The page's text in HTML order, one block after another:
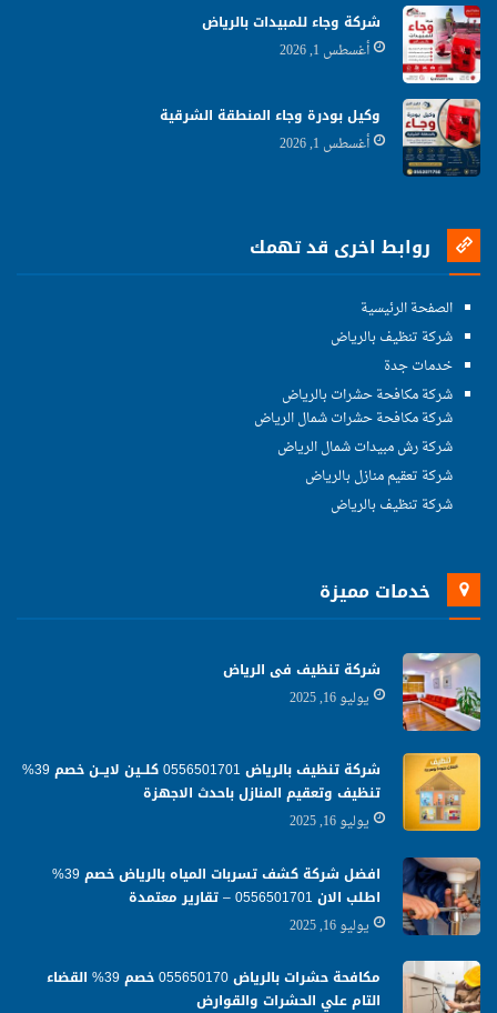
شركة وجاء للمبيدات بالرياض
أغسطس 1, 2026
وكيل بودرة وجاء المنطقة الشرقية
أغسطس 1, 2026
روابط اخرى قد تهمك
الصفحة الرئيسية
شركة تنظيف بالرياض
خدمات جدة
شركة مكافحة حشرات بالرياض
شركة مكافحة حشرات شمال الرياض
شركة رش مبيدات شمال الرياض
شركة تعقيم منازل بالرياض
شركة تنظيف بالرياض
خدمات مميزة
شركة تنظيف فى الرياض
يوليو 16, 2025
شركة تنظيف بالرياض 0556501701 كلــين لايــن خصم 39%
تنظيف وتعقيم المنازل باحدث الاجهزة
يوليو 16, 2025
افضل شركة كشف تسربات المياه بالرياض خصم 39%
اطلب الان 0556501701‬‏ – تقارير معتمدة
يوليو 16, 2025
مكافحة حشرات بالرياض 055650170 خصم 39% القضاء
التام علي الحشرات والقوارض